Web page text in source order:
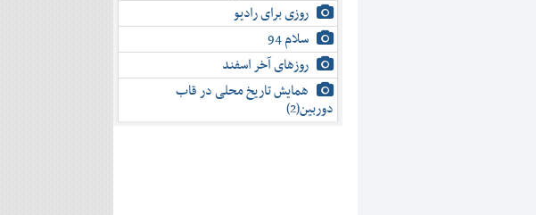
روزی برای رادیو
سلام 94
روزهای آخر اسفند
همایش تاریخ محلی در قاب
دوربین(2)